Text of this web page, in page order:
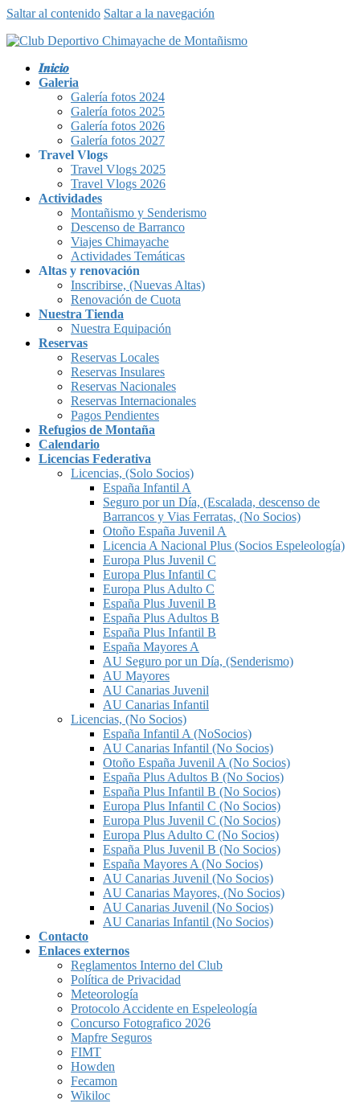
Saltar al contenido Saltar a la navegación
𝑰𝒏𝒊𝒄𝒊𝒐
Galeria
Galería fotos 2024
Galería fotos 2025
Galería fotos 2026
Galería fotos 2027
Travel Vlogs
Travel Vlogs 2025
Travel Vlogs 2026
Actividades
Montañismo y Senderismo
Descenso de Barranco
Viajes Chimayache
Actividades Temáticas
Altas y renovación
Inscribirse, (Nuevas Altas)
Renovación de Cuota
Nuestra Tienda
Nuestra Equipación
Reservas
Reservas Locales
Reservas Insulares
Reservas Nacionales
Reservas Internacionales
Pagos Pendientes
Refugios de Montaña
Calendario
Licencias Federativa
Licencias, (Solo Socios)
España Infantil A
Seguro por un Día, (Escalada, descenso de
Barrancos y Vias Ferratas, (No Socios)
Otoño España Juvenil A
Licencia A Nacional Plus (Socios Espeleología)
Europa Plus Juvenil C
Europa Plus Infantil C
Europa Plus Adulto C
España Plus Juvenil B
España Plus Adultos B
España Plus Infantil B
España Mayores A
AU Seguro por un Día, (Senderismo)
AU Mayores
AU Canarias Juvenil
AU Canarias Infantil
Licencias, (No Socios)
España Infantil A (NoSocios)
AU Canarias Infantil (No Socios)
Otoño España Juvenil A (No Socios)
España Plus Adultos B (No Socios)
España Plus Infantil B (No Socios)
Europa Plus Infantil C (No Socios)
Europa Plus Juvenil C (No Socios)
Europa Plus Adulto C (No Socios)
España Plus Juvenil B (No Socios)
España Mayores A (No Socios)
AU Canarias Juvenil (No Socios)
AU Canarias Mayores, (No Socios)
AU Canarias Juvenil (No Socios)
AU Canarias Infantil (No Socios)
Contacto
Enlaces externos
Reglamentos Interno del Club
Política de Privacidad
Meteorología
Protocolo Accidente en Espeleología
Concurso Fotografico 2026
Mapfre Seguros
FIMT
Howden
Fecamon
Wikiloc